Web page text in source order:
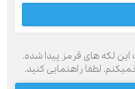
این لکه های قرمز پیدا شده.
لطفا راهنمایی کنید.